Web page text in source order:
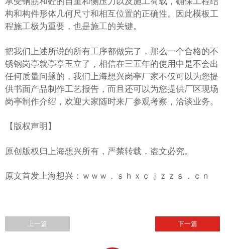
构和构件形体几何尺寸和相互位置的正确性。因此模板工
程施工极为重要，也是施工的关键。
把我们上述所说的所有工序都做完了，那么一个合格的不
锈钢岗亭就亭亭玉立了，相信在三五年的使用中是不会出
任何质量问题的，我们上海想兴岗亭厂家不仅可以为您提
供书面产品制作工艺报告，而且还可以为您提供厂区现场
岗亭制作介绍，欢迎大家随时来厂参观考察，洽谈业务。
【版权声明】
原创版权归上海想兴所有，严禁转载，盗文必究。
原文首发上海想兴：ｗｗｗ．ｓｈｘｃｊｚｚｓ．ｃｎ
上一篇 下一篇